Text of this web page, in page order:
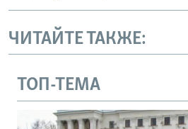
ЧИТАЙТЕ ТАКЖЕ:
ТОП-ТЕМА